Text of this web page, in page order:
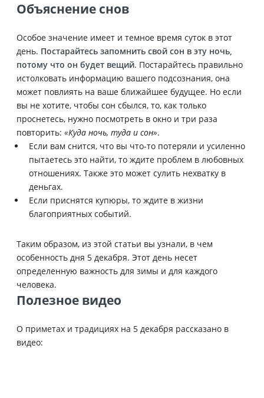
Объяснение снов
Особое значение имеет и темное время суток в этот
день. Постарайтесь запомнить свой сон в эту ночь,
потому что он будет вещий. Постарайтесь правильно
истолковать информацию вашего подсознания, она
может повлиять на ваше ближайшее будущее. Но если
вы не хотите, чтобы сон сбылся, то, как только
проснетесь, нужно посмотреть в окно и три раза
повторить: «Куда ночь, туда и сон».
Если вам снится, что вы что-то потеряли и усиленно
пытаетесь это найти, то ждите проблем в любовных
отношениях. Также это может сулить нехватку в
деньгах.
Если приснятся купюры, то ждите в жизни
благоприятных событий.
Таким образом, из этой статьи вы узнали, в чем
особенность дня 5 декабря. Этот день несет
определенную важность для зимы и для каждого
человека.
Полезное видео
О приметах и традициях на 5 декабря рассказано в
видео: